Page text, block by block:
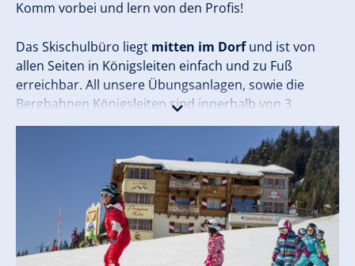
Komm vorbei und lern von den Profis!
Das Skischulbüro liegt mitten im Dorfund ist von
allen Seiten in Königsleiten einfach und zu Fuß
erreichbar. All unsere Übungsanlagen, sowie die
Bergbahnen Königsleiten sind innerhalb von 3
Gehminuten von der Skischule aus erreichbar.